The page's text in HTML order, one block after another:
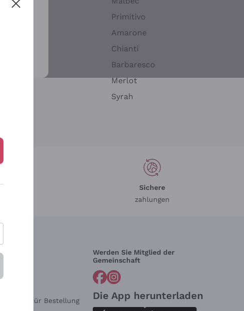
Primitivo
Amarone
Chianti
Barbaresco
Merlot
Syrah
Sichere
zahlungen
Hilfe?
für Bestellung
Werden Sie Mitglied der
Gemeinschaft
Die App herunterladen